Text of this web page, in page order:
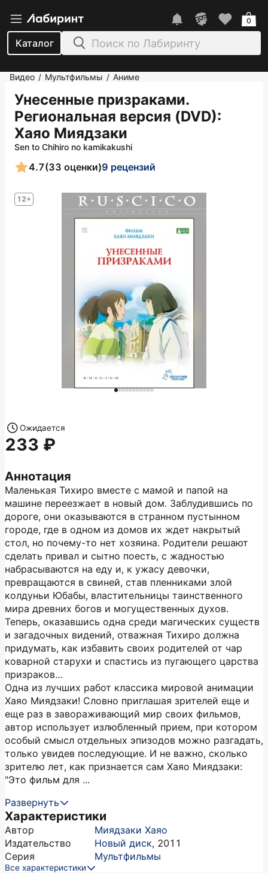
Каталог
0
Видео / Мультфильмы / Аниме
Унесенные призраками.
Региональная версия (DVD):
Хаяо Миядзаки
Sen to Chihiro no kamikakushi
12+
4.7(33 оценки)9 рецензий
Аннотация
Маленькая Тихиро вместе с мамой и папой на
машине переезжает в новый дом. Заблудившись по
дороге, они оказываются в странном пустынном
городе, где в одном из домов их ждет накрытый
стол, но почему-то нет хозяина. Родители решают
сделать привал и сытно поесть, с жадностью
набрасываются на еду и, к ужасу девочки,
превращаются в свиней, став пленниками злой
колдуньи Юбабы, властительницы таинственного
мира древних богов и могущественных духов.
Теперь, оказавшись одна среди магических существ
и загадочных видений, отважная Тихиро должна
придумать, как избавить своих родителей от чар
коварной старухи и спастись из пугающего царства
призраков…
Одна из лучших работ классика мировой анимации
Хаяо Миядзаки! Словно приглашая зрителей еще и
еще раз в завораживающий мир своих фильмов,
автор использует излюбленный прием, при котором
особый смысл отдельных эпизодов можно разгадать,
только увидев последующие. И не важно, сколько
зрителю лет, как признается сам Хаяо Миядзаки:
"Это фильм для ...
Развернуть
Характеристики
Автор
Миядзаки Хаяо
Издательство
Новый диск, 2011
Серия
Мультфильмы
Все характеристики
Ожидается
233